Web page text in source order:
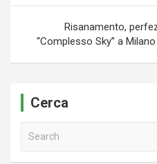
Risanamento,
“Complesso Sky” a
Cerca